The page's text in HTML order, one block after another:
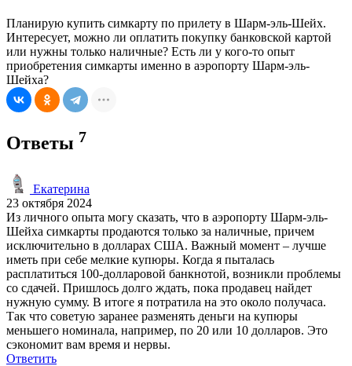
Планирую купить симкарту по прилету в Шарм-эль-Шейх.
Интересует, можно ли оплатить покупку банковской картой
или нужны только наличные? Есть ли у кого-то опыт
приобретения симкарты именно в аэропорту Шарм-эль-
Шейха?
Ответы 7
Екатерина
23 октября 2024
Из личного опыта могу сказать, что в аэропорту Шарм-эль-
Шейха симкарты продаются только за наличные, причем
исключительно в долларах США. Важный момент – лучше
иметь при себе мелкие купюры. Когда я пыталась
расплатиться 100-долларовой банкнотой, возникли проблемы
со сдачей. Пришлось долго ждать, пока продавец найдет
нужную сумму. В итоге я потратила на это около получаса.
Так что советую заранее разменять деньги на купюры
меньшего номинала, например, по 20 или 10 долларов. Это
сэкономит вам время и нервы.
Ответить